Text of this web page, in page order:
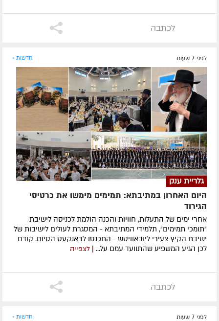
לכתבה
לפני 7 שעות חדשות »
גלריית ענק
היום האחרון במתיבתא: תמימים מימשו את כרטיסי
הגירוד
אחרי ימים של התעלות, חוויות והכנה הולמת לכניסה לישיבת
"תומכי תמימים", תלמידי המתיבתא - המסגרת לעולים לישיבות של
ישיבת הקיץ צעירי ליובאוויטש - התכנסו לבאנקעט הסיום. קודם
לכן הגיע המשפיע שהתוועד עמם על... | לצפייה
לכתבה
לפני 7 שעות חדשות »